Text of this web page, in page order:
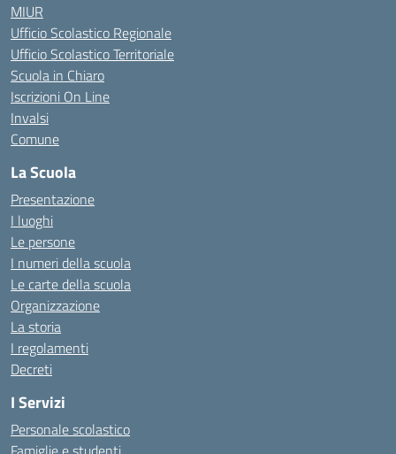
MIUR
Ufficio Scolastico Regionale
Ufficio Scolastico Territoriale
Scuola in Chiaro
Iscrizioni On Line
Invalsi
Comune
La Scuola
Presentazione
I luoghi
Le persone
I numeri della scuola
Le carte della scuola
Organizzazione
La storia
I regolamenti
Decreti
I Servizi
Personale scolastico